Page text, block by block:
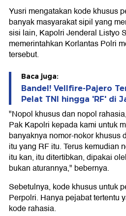
Yusri mengatakan kode khusus
banyak masyarakat sipil yang
sisi lain, Kapolri Jenderal Listyo
memerintahkan Korlantas Polri
tersebut.
Baca juga:
Bandel! Vellfire-Pajero
Pelat TNI hingga 'RF' di
"Nopol khusus dan nopol
Pak Kapolri kepada kami untuk
banyaknya nomor-nokor khusus
itu yang RF itu. Terus kemudian
itu kan, itu ditertibkan, dipakai
bukan aturannya," bebernya.
Sebetulnya, kode khusus untuk
Perpolri. Hanya pejabat tertentu
kode rahasia.